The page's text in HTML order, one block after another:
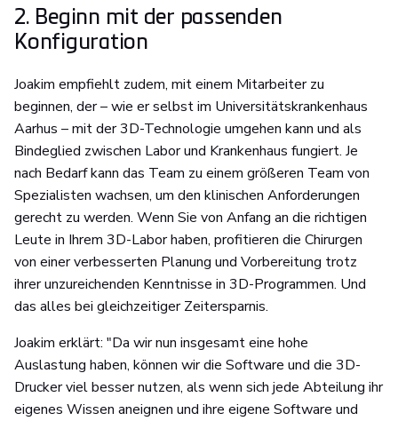
2. Beginn mit der passenden
Konfiguration
Joakim empfiehlt zudem, mit einem Mitarbeiter zu
beginnen, der – wie er selbst im Universitätskrankenhaus
Aarhus – mit der 3D-Technologie umgehen kann und als
Bindeglied zwischen Labor und Krankenhaus fungiert. Je
nach Bedarf kann das Team zu einem größeren Team von
Spezialisten wachsen, um den klinischen Anforderungen
gerecht zu werden. Wenn Sie von Anfang an die richtigen
Leute in Ihrem 3D-Labor haben, profitieren die Chirurgen
von einer verbesserten Planung und Vorbereitung trotz
ihrer unzureichenden Kenntnisse in 3D-Programmen. Und
das alles bei gleichzeitiger Zeitersparnis.
Joakim erklärt: "Da wir nun insgesamt eine hohe
Auslastung haben, können wir die Software und die 3D-
Drucker viel besser nutzen, als wenn sich jede Abteilung ihr
eigenes Wissen aneignen und ihre eigene Software und